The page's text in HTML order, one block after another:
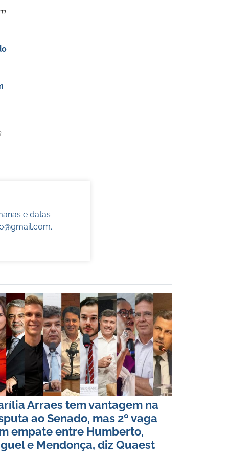
e datas
.
Arraes tem vantagem na
ao Senado, mas 2º vaga
empate entre Humberto,
e Mendonça, diz Quaest